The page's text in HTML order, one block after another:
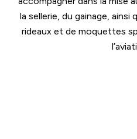
la sellerie, du gainage,
rideaux et de moquettes